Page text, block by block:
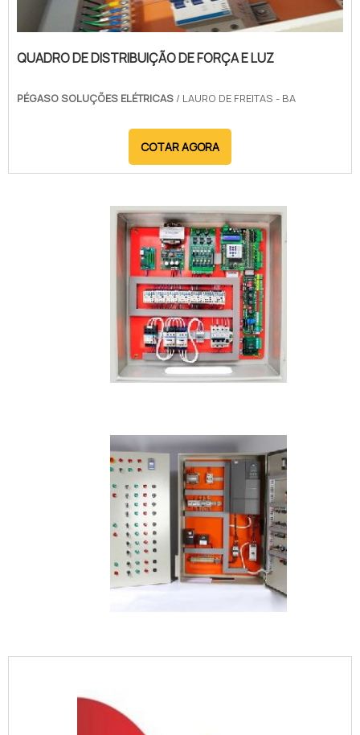
QUADRO DE DISTRIBUIÇÃO DE FORÇA E LUZ
PÉGASO SOLUÇÕES ELÉTRICAS / LAURO DE FREITAS - BA
COTAR AGORA